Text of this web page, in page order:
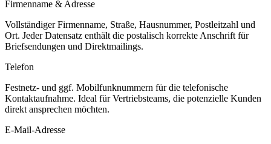
Firmenname & Adresse
Vollständiger Firmenname, Straße, Hausnummer, Postleitzahl und
Ort. Jeder Datensatz enthält die postalisch korrekte Anschrift für
Briefsendungen und Direktmailings.
Telefon
Festnetz- und ggf. Mobilfunknummern für die telefonische
Kontaktaufnahme. Ideal für Vertriebsteams, die potenzielle Kunden
direkt ansprechen möchten.
E-Mail-Adresse